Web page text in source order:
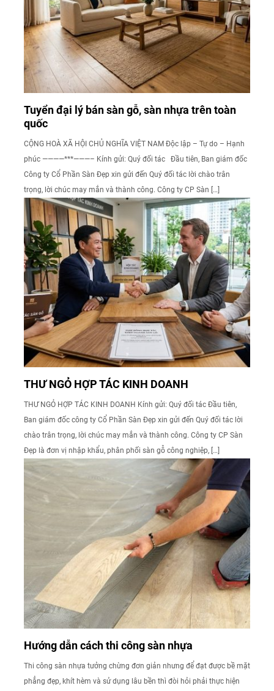
Tuyển đại lý bán sàn gỗ, sàn nhựa trên toàn
quốc
CỘNG HOÀ XÃ HỘI CHỦ NGHĨA VIỆT NAM Độc lập – Tự do – Hạnh
phúc ————***———– Kính gửi: Quý đối tác Đầu tiên, Ban giám đốc
Công ty Cổ Phần Sàn Đẹp xin gửi đến Quý đối tác lời chào trân
trọng, lời chúc may mắn và thành công. Công ty CP Sàn […]
THƯ NGỎ HỢP TÁC KINH DOANH
THƯ NGỎ HỢP TÁC KINH DOANH Kính gửi: Quý đối tác Đầu tiên,
Ban giám đốc công ty Cổ Phần Sàn Đẹp xin gửi đến Quý đối tác lời
chào trân trọng, lời chúc may mắn và thành công. Công ty CP Sàn
Đẹp là đơn vị nhập khẩu, phân phối sàn gỗ công nghiệp, […]
Hướng dẫn cách thi công sàn nhựa
Thi công sàn nhựa tưởng chừng đơn giản nhưng để đạt được bề mặt
phẳng đẹp, khít hèm và sử dụng lâu bền thì đòi hỏi phải thực hiện